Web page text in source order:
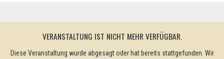
VERANSTALTUNG IST NICHT MEHR VERFÜGBAR.
Diese Veranstaltung wurde abgesagt oder hat bereits stattgefunden. Wir